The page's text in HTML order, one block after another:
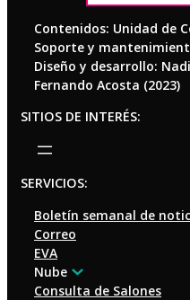
Contenidos: Unidad de
Soporte y
Diseño y desarrollo:
Fernando Acosta (2023)
SITIOS DE INTERÉS:
SERVICIOS:
Boletín semanal de
Correo
EVA
Nube
Consulta de Salones